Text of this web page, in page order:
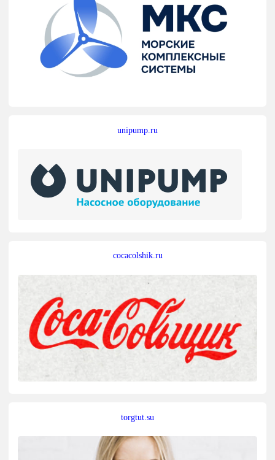
unipump.ru
cocacolshik.ru
torgtut.su